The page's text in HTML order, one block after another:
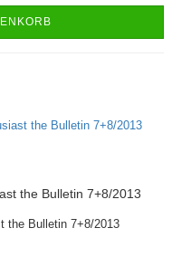
the Bulletin 7+8/2013
the Bulletin 7+8/2013